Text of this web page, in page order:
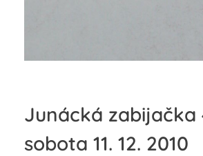
Junácká zabijačka
sobota 11. 12. 2010